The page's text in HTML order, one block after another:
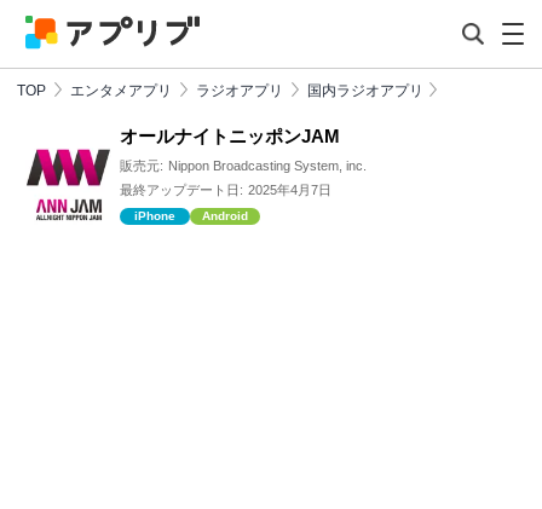
TOP エンタメアプリ ラジオアプリ 国内ラジオアプリ
オールナイトニッポンJAM
販売元: Nippon Broadcasting System, inc.
最終アップデート日: 2025年4月7日
iPhone Android